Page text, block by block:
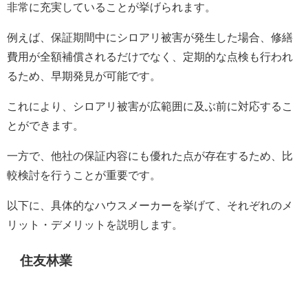
非常に充実していることが挙げられます。
例えば、保証期間中にシロアリ被害が発生した場合、修繕
費用が全額補償されるだけでなく、定期的な点検も行われ
るため、早期発見が可能です。
これにより、シロアリ被害が広範囲に及ぶ前に対応するこ
とができます。
一方で、他社の保証内容にも優れた点が存在するため、比
較検討を行うことが重要です。
以下に、具体的なハウスメーカーを挙げて、それぞれのメ
リット・デメリットを説明します。
住友林業